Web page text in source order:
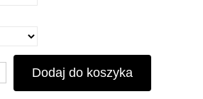
Dodaj do koszyka